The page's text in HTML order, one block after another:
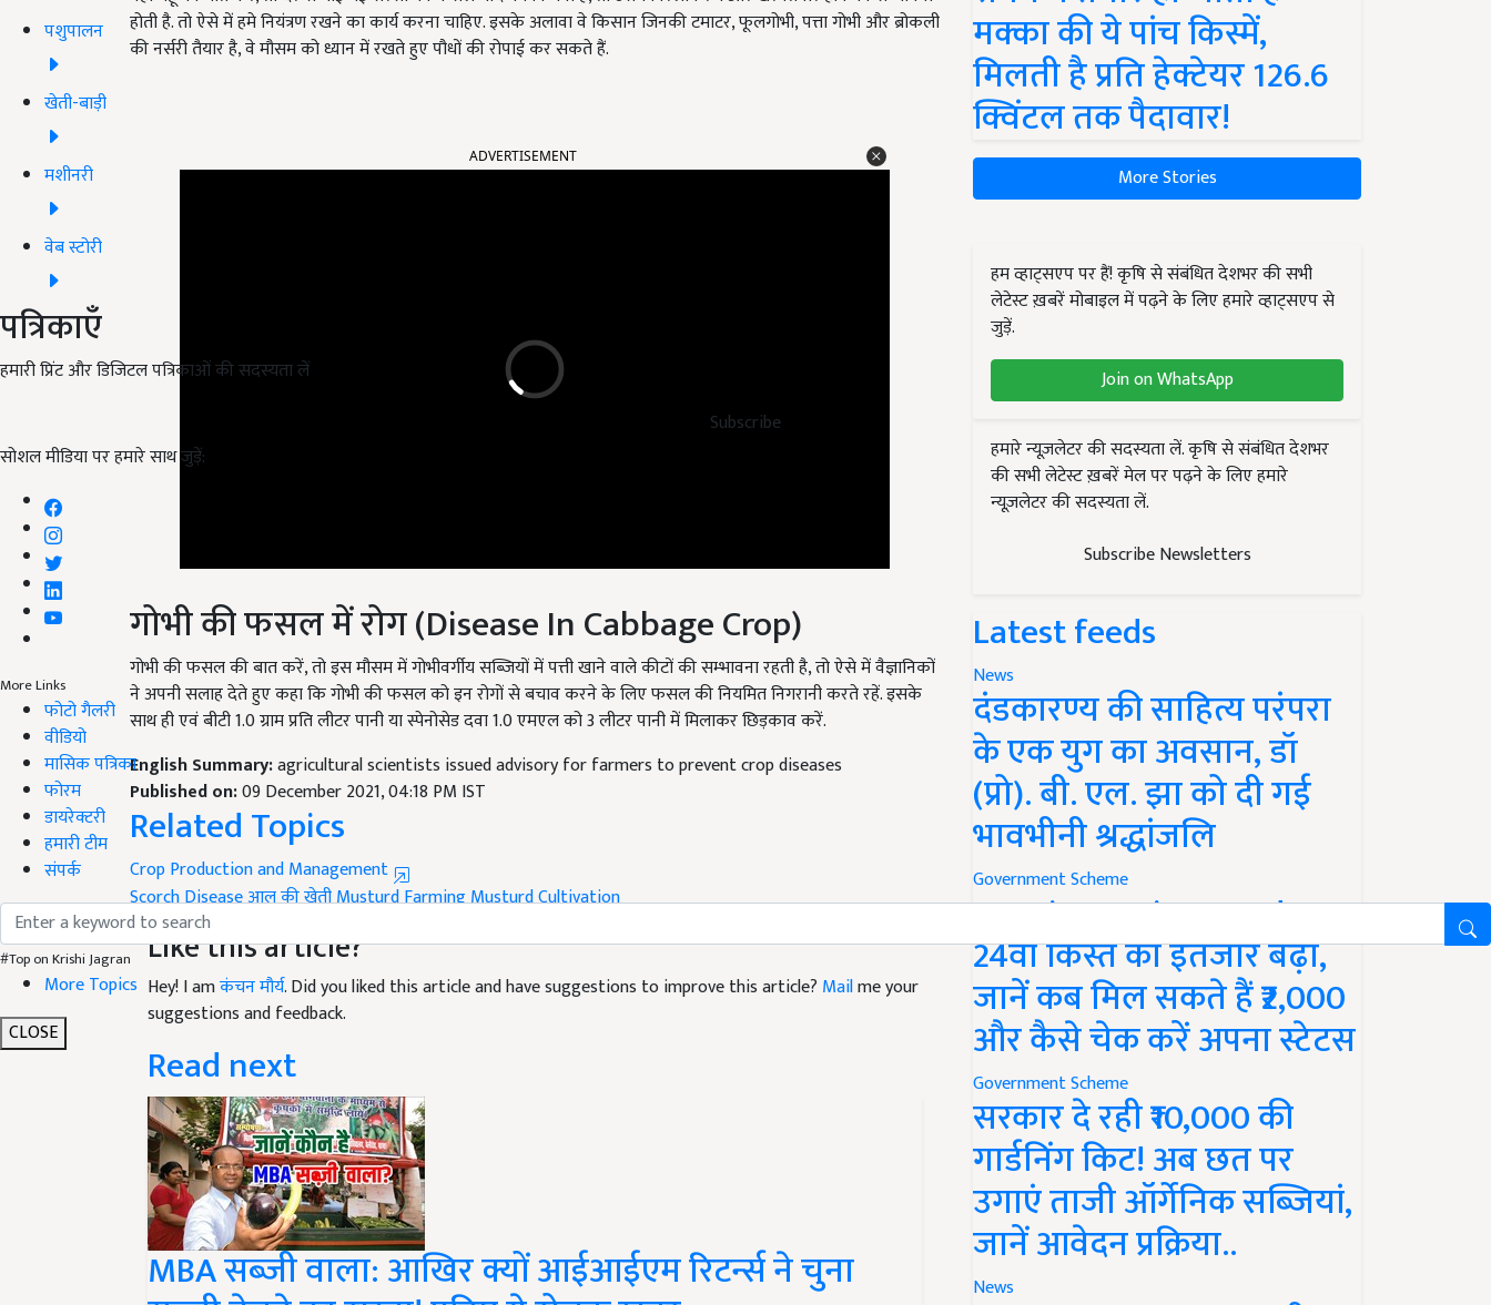
पशुपालन
खेती-बाड़ी
मशीनरी
वेब स्टोरी
पत्रिकाएँ
हमारी प्रिंट और डिजिटल पत्रिकाओं की सदस्यता लें
Subscribe
सोशल मीडिया पर हमारे साथ जुड़ें:
More Links
फोटो गैलरी
वीडियो
मासिक पत्रिका
फोरम
डायरेक्टरी
हमारी टीम
संपर्क
#Top on Krishi Jagran
More Topics
CLOSE
होती है. तो ऐसे में हमे नियंत्रण रखने का कार्य करना चाहिए. इसके अलावा वे किसान जिनकी टमाटर, फूलगोभी, पत्ता गोभी और ब्रोकली
की नर्सरी तैयार है, वे मौसम को ध्यान में रखते हुए पौधों की रोपाई कर सकते हैं.
गोभी की फसल में रोग (Disease In Cabbage Crop)
गोभी की फसल की बात करें, तो इस मौसम में गोभीवर्गीय सब्जियों में पत्ती खाने वाले कीटों की सम्भावना रहती है, तो ऐसे में वैज्ञानिकों
ने अपनी सलाह देते हुए कहा कि गोभी की फसल को इन रोगों से बचाव करने के लिए फसल की नियमित निगरानी करते रहें. इसके
साथ ही एवं बीटी 1.0 ग्राम प्रति लीटर पानी या स्पेनोसेड दवा 1.0 एमएल को 3 लीटर पानी में मिलाकर छिड़काव करें.
agricultural scientists issued advisory for farmers to prevent crop diseases
Published on:09 December 2021, 04:18 PM IST
Related Topics
Crop Production and Management
Scorch Diseaseआलू की खेतीMusturd Farming
Like this article?
Hey! I amकंचन मौर्य. Did you liked this article and have suggestions to improve this article?
suggestions and feedback.
Read next
MBA सब्जी वाला: आखिर क्यों आईआईएम रिटर्न्स ने चुना
सब्ज़ी बेचने का रास्ता! पढ़िए ये रोचक खबर
मक्का की ये पांच किस्में,
मिलती है प्रति हेक्टेयर 126.6
क्विंटल तक पैदावार!
More Stories
हम व्हाट्सएप पर हैं! कृषि से संबंधित देशभर की सभी
लेटेस्ट ख़बरें मोबाइल में पढ़ने के लिए हमारे व्हाट्सएप से
जुड़ें.
Join on WhatsApp
हमारे न्यूज़लेटर की सदस्यता लें. कृषि से संबंधित देशभर
की सभी लेटेस्ट ख़बरें मेल पर पढ़ने के लिए हमारे
न्यूज़लेटर की सदस्यता लें.
Subscribe Newsletters
Latest feeds
News
दंडकारण्य की साहित्य परंपरा
के एक युग का अवसान, डॉ
(प्रो). बी. एल. झा को दी गई
भावभीनी श्रद्धांजलि
Government Scheme
PM Kisan Yojana Update:
24वीं किस्त का इंतजार बढ़ा,
जानें कब मिल सकते हैं ₹2,000
और कैसे चेक करें अपना स्टेटस
Government Scheme
सरकार दे रही ₹10,000 की
गार्डनिंग किट! अब छत पर
उगाएं ताजी ऑर्गेनिक सब्जियां,
जानें आवेदन प्रक्रिया..
News